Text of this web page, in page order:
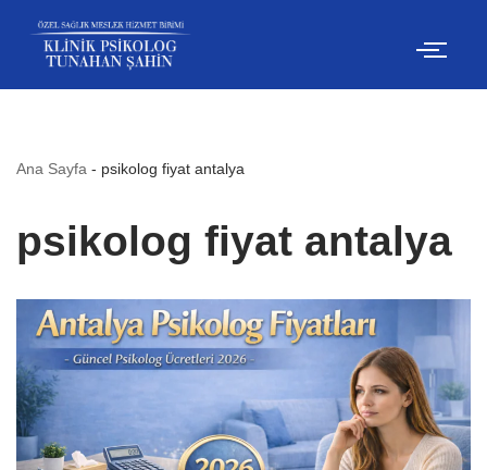
İçeriğe
geç
Ana Sayfa - psikolog fiyat antalya
psikolog fiyat antalya